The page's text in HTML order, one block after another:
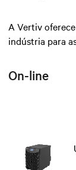
A Vertiv
indústria para
On-line